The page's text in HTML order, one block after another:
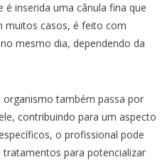
inserida uma cânula fina que
muitos casos, é feito com
mesmo dia, dependendo da
também passa por
contribuindo para um aspecto
o profissional pode
para potencializar